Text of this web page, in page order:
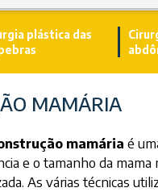
plástica das
MAMÁRIA
mamária é
e o tamanho da
As várias técnicas